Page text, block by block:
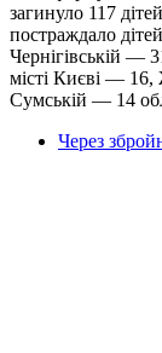
загинуло 117
постраждало
Чернігівській —
місті Києві —
Сумській — 14
Через